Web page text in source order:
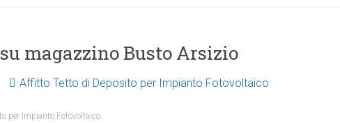
magazzino Busto Arsizio
Affitto Tetto di Deposito per Impianto Fotovoltaico
per Impianto Fotovoltaico